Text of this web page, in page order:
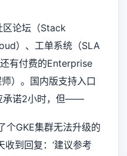
区论坛（Stack
）、工单系统（SLA
有付费的Enterprise
）。国内版支持入口
承诺2小时，但——
个GKE集群无法升级的
到回复：‘建议参考